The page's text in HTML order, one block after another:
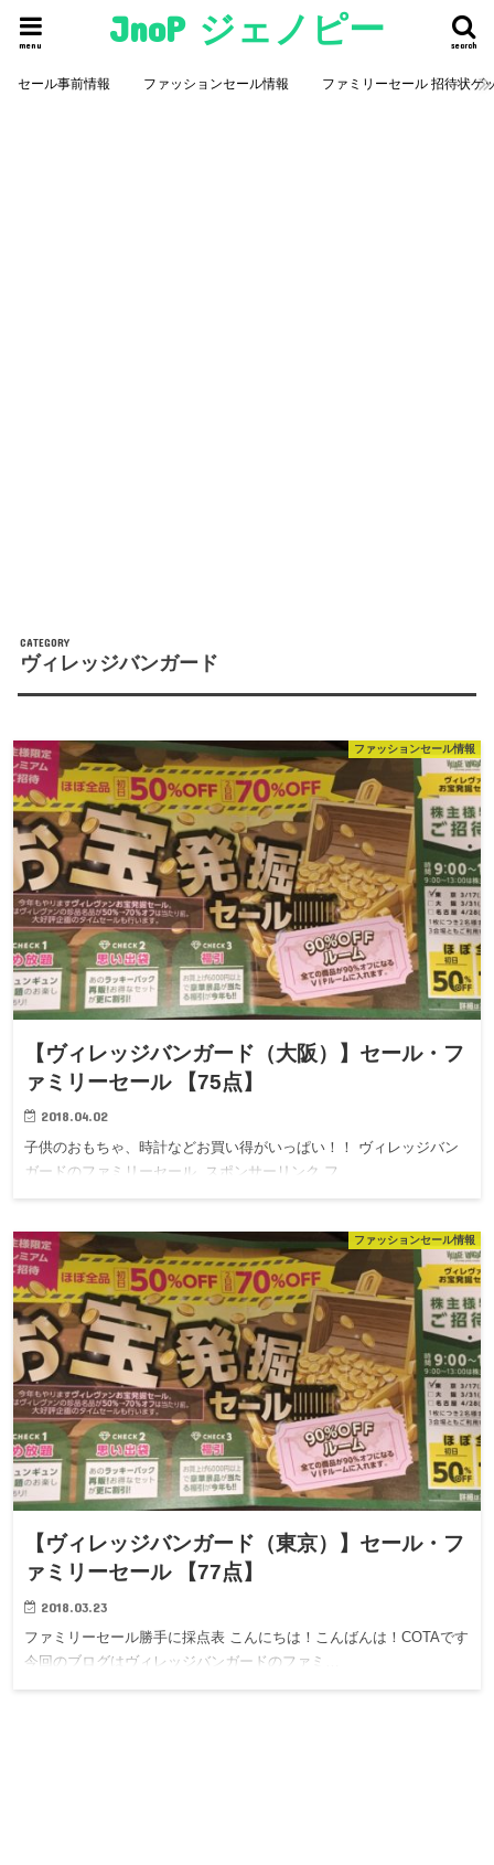
JnoP ジェノピー search
menu
セール事前情報 ファッションセール情報 ファミリーセール 招待状ゲ
CATEGORY
ヴィレッジバンガード
ファッションセール情報
【ヴィレッジバンガード（大阪）】セール・フ
ァミリーセール 【75点】
2018.04.02
子供のおもちゃ、時計などお買い得がいっぱい！！ ヴィレッジバン
ガードのファミリーセール スポンサーリンク フ…
ファッションセール情報
【ヴィレッジバンガード（東京）】セール・フ
ァミリーセール 【77点】
2018.03.23
ファミリーセール勝手に採点表 こんにちは！こんばんは！COTAです
今回のブログはヴィレッジバンガードのファミ…